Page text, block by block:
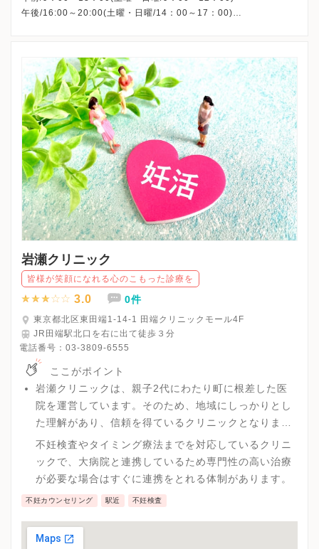
午後/16:00～20:00(土曜・日曜/14：00～17：00)
岩瀬クリニック
皆様が笑顔になれる心のこもった診療を
3.0 0件
東京都北区東田端1-14-1 田端クリニックモール4F
JR田端駅北口を右に出て徒歩３分
電話番号： 03-3809-6555
ここがポイント
岩瀬クリニックは、親子2代にわたり町に根差した医
院を運営しています。そのため、地域にしっかりとし
た理解があり、信頼を得ているクリニックとなりま
す。
不妊検査やタイミング療法までを対応しているクリニ
ックで、大病院と連携しているため専門性の高い治療
が必要な場合はすぐに連携をとれる体制があります。
不妊カウンセリング 駅近 不妊検査